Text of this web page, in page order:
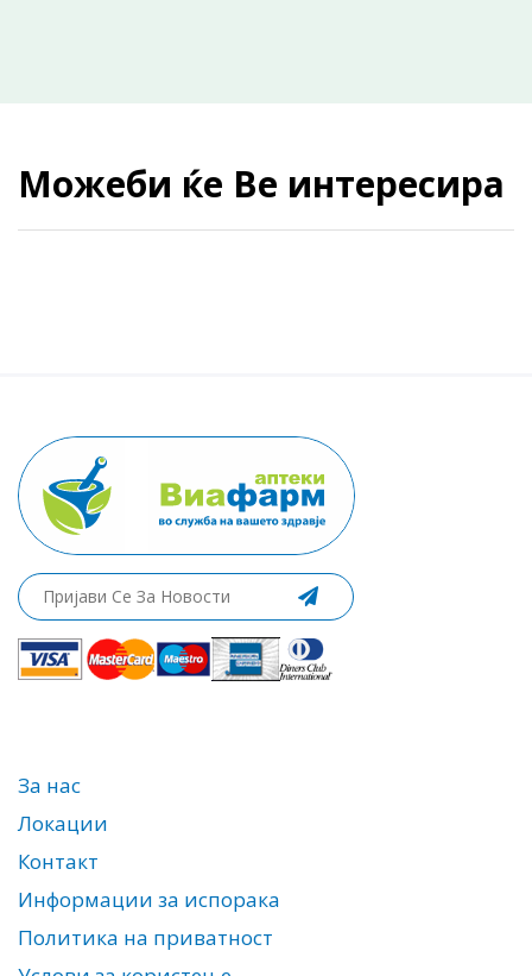
Можеби ќе Ве интересира
За нас
Локации
Контакт
Информации за испорака
Политика на приватност